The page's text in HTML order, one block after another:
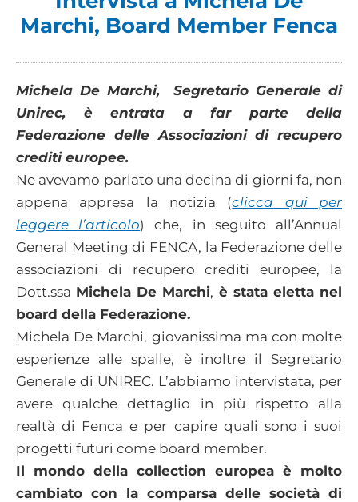
Marchi, Board Member Fenca
Michela De Marchi, Segretario Generale di
Unirec, è entrata a far parte della
Federazione delle Associazioni di recupero
crediti europee.
Ne avevamo parlato una decina di giorni fa, non
appena appresa la notizia (clicca qui per
leggere l’articolo) che, in seguito all’Annual
General Meeting di FENCA, la Federazione delle
associazioni di recupero crediti europee, la
Dott.ssa Michela De Marchi, è stata eletta nel
board della Federazione.
Michela De Marchi, giovanissima ma con molte
esperienze alle spalle, è inoltre il Segretario
Generale di UNIREC. L’abbiamo intervistata, per
avere qualche dettaglio in più rispetto alla
realtà di Fenca e per capire quali sono i suoi
progetti futuri come board member.
Il mondo della collection europea è molto
cambiato con la comparsa delle società di